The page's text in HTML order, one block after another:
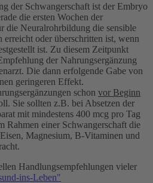
der Schwangerschaft ist der Embryo
die ersten Wochen der
die Neuralrohrbildung die sensible
erreicht oder überschritten ist, wenn
ist. Zu diesem Zeitpunkt
der Nahrungsergänzung
Die dann erfolgende Gabe von
geringeren Effekt.
schon vor Beginn
Sie sollten z.B. bei Absetzen der
mit mindestens 400 mcg pro Tag
Rahmen einer Schwangerschaft die
Magnesium, B-Vitaminen und
Handlungsempfehlungen vieler
ins-Leben"